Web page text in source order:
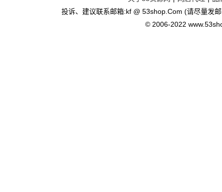
投诉、建议联系邮箱:kf @ 53shop.Com (请尽量发
© 2006-2022